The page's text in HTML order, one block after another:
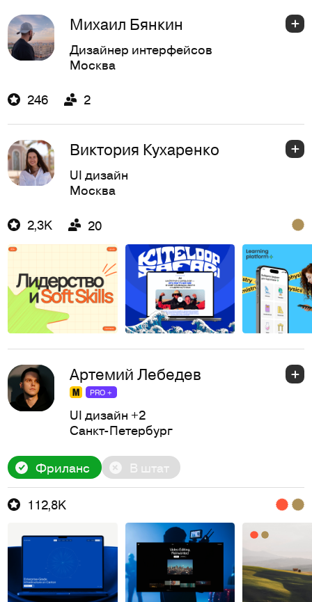
Михаил Бянкин
Дизайнер интерфейсов
Москва
246 2
Виктория Кухаренко
UI дизайн
Москва
2,3K 20
Артемий Лебедев
PRO +
UI дизайн +2
Санкт-Петербург
Фриланс В штат
112,8K